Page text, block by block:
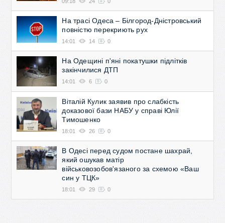
На трасі Одеса – Білгород-Дністровський
повністю перекриють рух
14:01 14 0
На Одещині п'яні покатушки підлітків
закінчилися ДТП
14:01 6 0
Віталій Кулик заявив про слабкість
доказової бази НАБУ у справі Юлії
Тимошенко
18:01 26 0
В Одесі перед судом постане шахрай,
який ошукав матір
військовозобов'язаного за схемою «Ваш
син у ТЦК»
18:01 29 0